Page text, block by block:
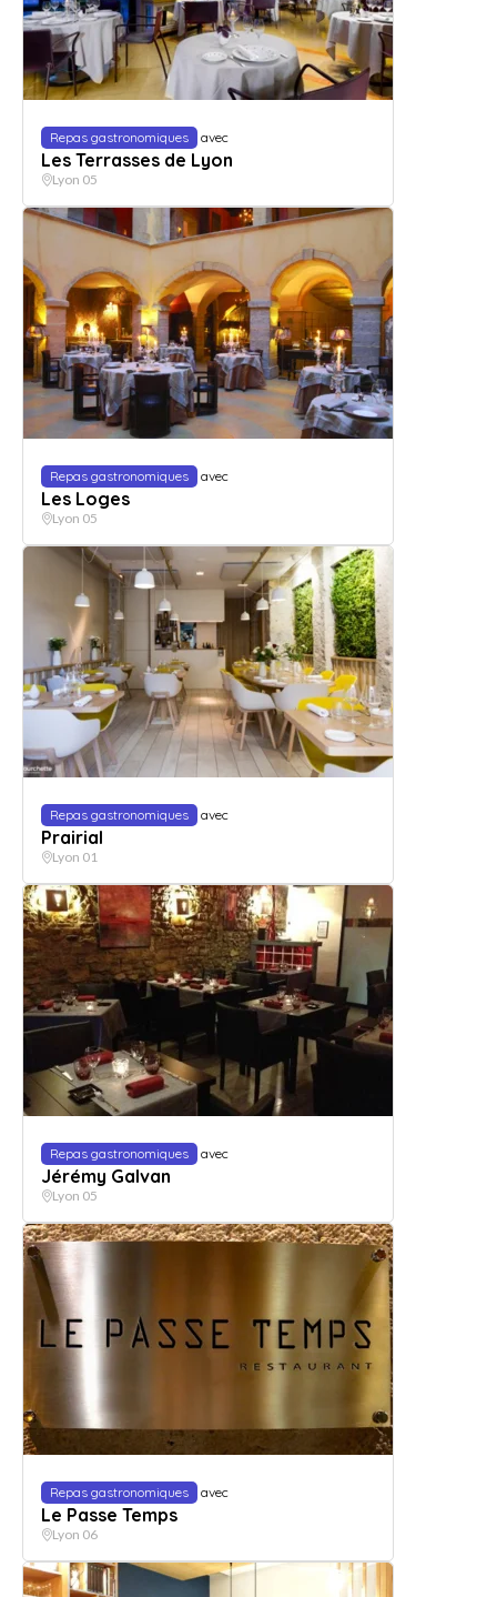
Repas gastronomiques avec
Les Terrasses de Lyon
Lyon 05
Repas gastronomiques avec
Les Loges
Lyon 05
Repas gastronomiques avec
Prairial
Lyon 01
Repas gastronomiques avec
Jérémy Galvan
Lyon 05
Repas gastronomiques avec
Le Passe Temps
Lyon 06